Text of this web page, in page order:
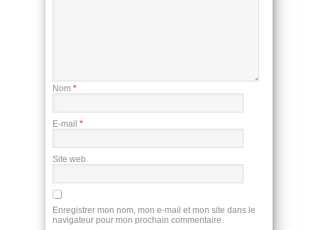
Nom *
E-mail *
Site web
Enregistrer mon nom, mon e-mail et mon site dans le
navigateur pour mon prochain commentaire.